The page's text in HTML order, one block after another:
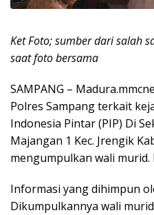
Ket Foto; sumber dari salah
saat foto bersama
SAMPANG –
Polres Sampang terkait
Indonesia Pintar (PIP) Di
Majangan 1 Kec. Jrengik
mengumpulkan wali murid.
Informasi yang dihimpun
Dikumpulkannya wali